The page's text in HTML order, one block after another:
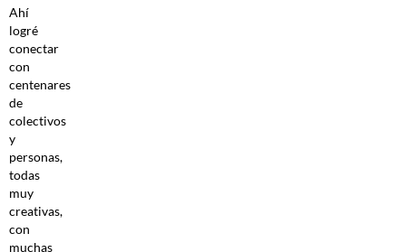
Ahí
logré
conectar
con
centenares
de
colectivos
y
personas,
todas
muy
creativas,
con
muchas